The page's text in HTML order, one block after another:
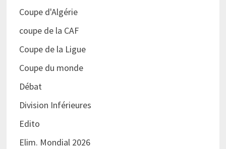
Coupe d'Algérie
coupe de la CAF
Coupe de la Ligue
Coupe du monde
Débat
Division Inférieures
Edito
Elim. Mondial 2026